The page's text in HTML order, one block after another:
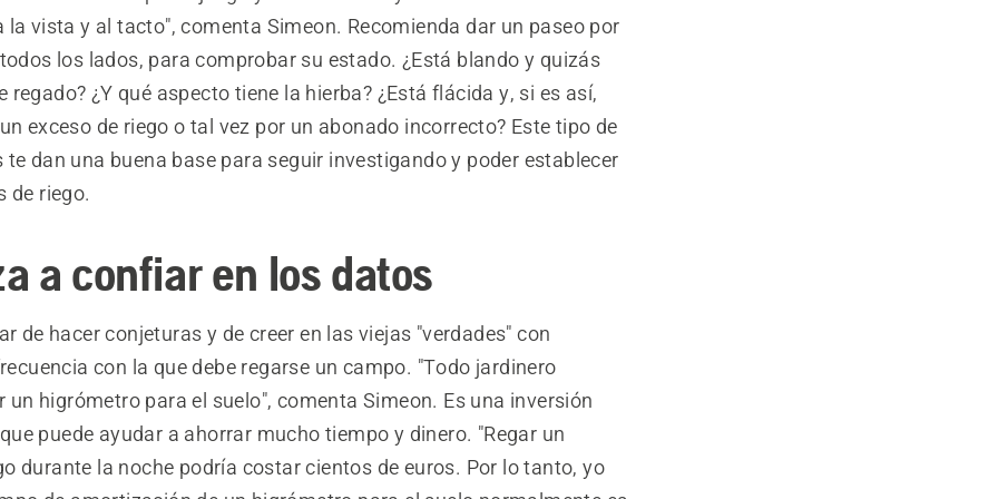
la vista y al tacto", comenta Simeon. Recomienda dar un paseo por
los lados, para comprobar su estado. ¿Está blando y quizás
regado? ¿Y qué aspecto tiene la hierba? ¿Está flácida y, si es así,
exceso de riego o tal vez por un abonado incorrecto? Este tipo de
te dan una buena base para seguir investigando y poder establecer
de riego.
a confiar en los datos
de hacer conjeturas y de creer en las viejas "verdades" con
con la que debe regarse un campo. "Todo jardinero
un higrómetro para el suelo", comenta Simeon. Es una inversión
puede ayudar a ahorrar mucho tiempo y dinero. "Regar un
durante la noche podría costar cientos de euros. Por lo tanto, yo